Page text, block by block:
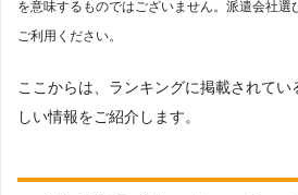
を意味するものではございません。派遣会社選
ご利用ください。
ここからは、ランキングに掲載されて
しい情報をご紹介します。